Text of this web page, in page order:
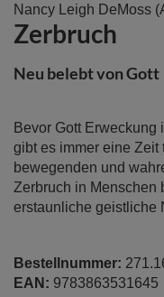
Nancy Leigh DeMoss
Zerbruch
Neu belebt von Gott
Bevor Gott Erweckung
gibt es immer eine
bewegenden und
Zerbruch in Menschen
erstaunliche geistliche
Bestellnummer:
EAN: 9783863531645
Zum
Anfang
der
Bildergalerie